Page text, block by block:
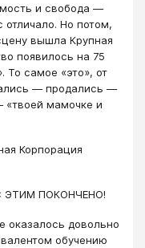
и свобода —
отличало. Но потом,
вышла Крупная
появилось на 75
То самое «это», от
— продались —
«твоей мамочке и
Корпорация
ЭТИМ ПОКОНЧЕНО!
оказалось довольно
обучению